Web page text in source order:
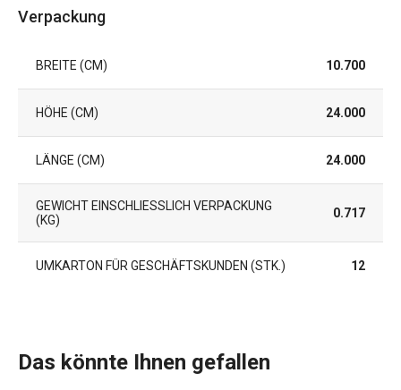
Verpackung
BREITE (CM) 10.700
HÖHE (CM) 24.000
LÄNGE (CM) 24.000
GEWICHT EINSCHLIESSLICH VERPACKUNG (
KG)
0.717
UMKARTON FÜR GESCHÄFTSKUNDEN (STK.) 12
Das könnte Ihnen gefallen